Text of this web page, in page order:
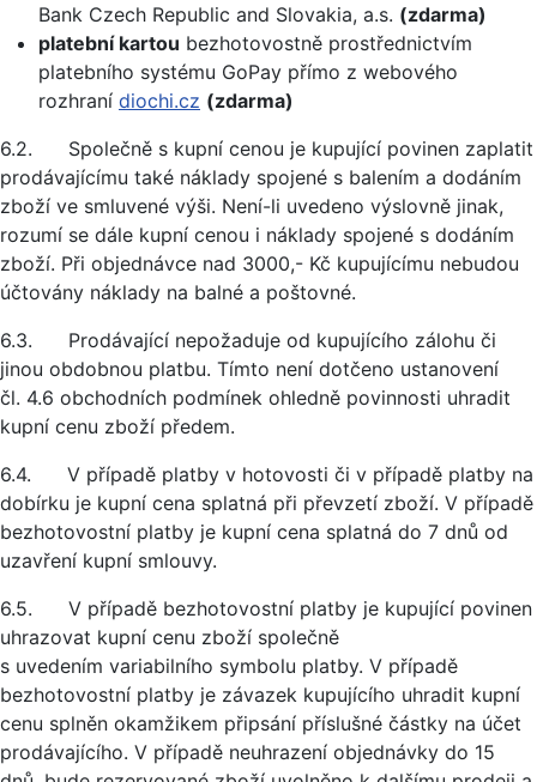
Bank Czech Republic and Slovakia, a.s. (zdarma)
platební kartou bezhotovostně prostřednictvím
platebního systému GoPay přímo z webového
rozhraní diochi.cz (zdarma)
6.2. Společně s kupní cenou je kupující povinen zaplatit
prodávajícímu také náklady spojené s balením a dodáním
zboží ve smluvené výši. Není-li uvedeno výslovně jinak,
rozumí se dále kupní cenou i náklady spojené s dodáním
zboží. Při objednávce nad 3000,- Kč kupujícímu nebudou
účtovány náklady na balné a poštovné.
6.3. Prodávající nepožaduje od kupujícího zálohu či
jinou obdobnou platbu. Tímto není dotčeno ustanovení
čl. 4.6 obchodních podmínek ohledně povinnosti uhradit
kupní cenu zboží předem.
6.4. V případě platby v hotovosti či v případě platby na
dobírku je kupní cena splatná při převzetí zboží. V případě
bezhotovostní platby je kupní cena splatná do 7 dnů od
uzavření kupní smlouvy.
6.5. V případě bezhotovostní platby je kupující povinen
uhrazovat kupní cenu zboží společně
s uvedením variabilního symbolu platby. V případě
bezhotovostní platby je závazek kupujícího uhradit kupní
cenu splněn okamžikem připsání příslušné částky na účet
prodávajícího. V případě neuhrazení objednávky do 15